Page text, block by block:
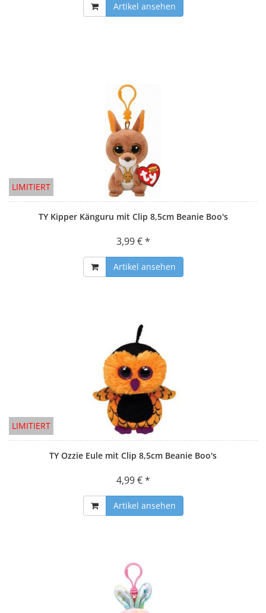
Artikel ansehen
LIMITIERT
TY Kipper Känguru mit Clip 8,5cm Beanie Boo's
3,99 € *
Artikel ansehen
LIMITIERT
TY Ozzie Eule mit Clip 8,5cm Beanie Boo's
4,99 € *
Artikel ansehen